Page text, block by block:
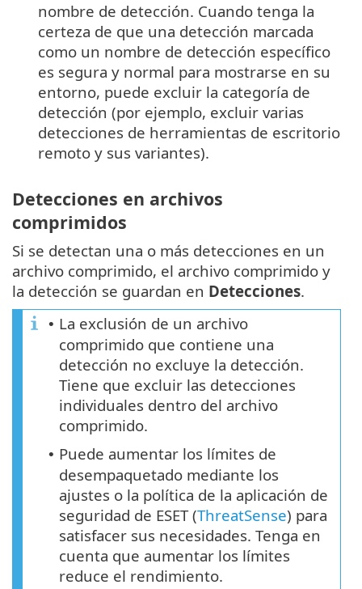
nombre de detección. Cuando tenga la
certeza de que una detección marcada
como un nombre de detección específico
es segura y normal para mostrarse en su
entorno, puede excluir la categoría de
detección (por ejemplo, excluir varias
detecciones de herramientas de escritorio
remoto y sus variantes).
Detecciones en archivos
comprimidos
Si se detectan una o más detecciones en un
archivo comprimido, el archivo comprimido y
la detección se guardan en Detecciones.
• La exclusión de un archivo
comprimido que contiene una
detección no excluye la detección.
Tiene que excluir las detecciones
individuales dentro del archivo
comprimido.
• Puede aumentar los límites de
desempaquetado mediante los
ajustes o la política de la aplicación de
seguridad de ESET (ThreatSense) para
satisfacer sus necesidades. Tenga en
cuenta que aumentar los límites
reduce el rendimiento.